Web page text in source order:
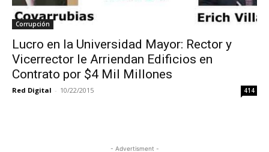
Corrupción
Lucro en la Universidad Mayor: Rector y
Vicerrector le Arriendan Edificios en
Contrato por $4 Mil Millones
Red Digital - 10/22/2015 414
- Advertisment -